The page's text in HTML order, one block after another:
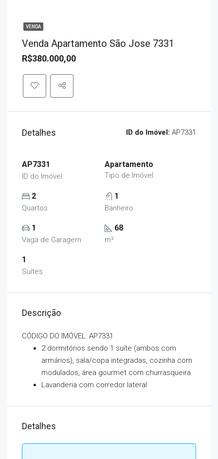
VENDA
Venda Apartamento São Jose 7331
R$380.000,00
Detalhes ID do Imóvel: AP7331
AP7331
ID do Imóvel
Apartamento
Tipo de Imóvel
2
Quartos
1
Banheiro
1
Vaga de Garagem
68
m²
1
Suítes
Descrição
CÓDIGO DO IMÓVEL: AP7331
2 dormitórios sendo 1 suíte (ambos com
armários), sala/copa integradas, cozinha com
modulados, área gourmet com churrasqueira
Lavanderia com corredor lateral
Detalhes